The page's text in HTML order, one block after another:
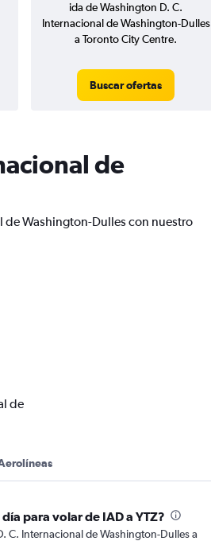
ida de Washington D. C.
Internacional de Washington-Dulles
a Toronto City Centre.
Buscar ofertas
de
de Washington-Dulles con nuestro
de
para volar de IAD a YTZ?
C. Internacional de Washington-Dulles a